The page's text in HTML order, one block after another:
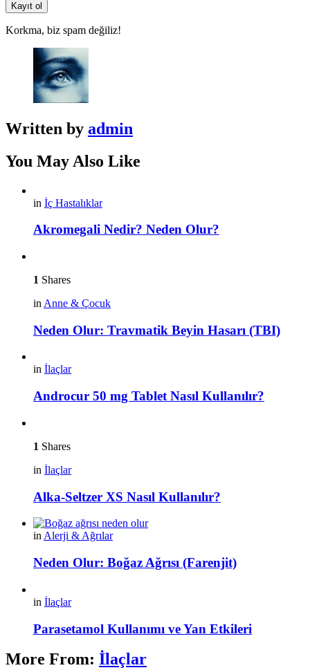
Korkma, biz spam değiliz!
Written by admin
You May Also Like
in İç Hastalıklar
Akromegali Nedir? Neden Olur?
1 Shares
in Anne & Çocuk
Neden Olur: Travmatik Beyin Hasarı (TBI)
in İlaçlar
Androcur 50 mg Tablet Nasıl Kullanılır?
1 Shares
in İlaçlar
Alka-Seltzer XS Nasıl Kullanılır?
in Alerji & Ağrılar
Neden Olur: Boğaz Ağrısı (Farenjit)
in İlaçlar
Parasetamol Kullanımı ve Yan Etkileri
More From: İlaçlar